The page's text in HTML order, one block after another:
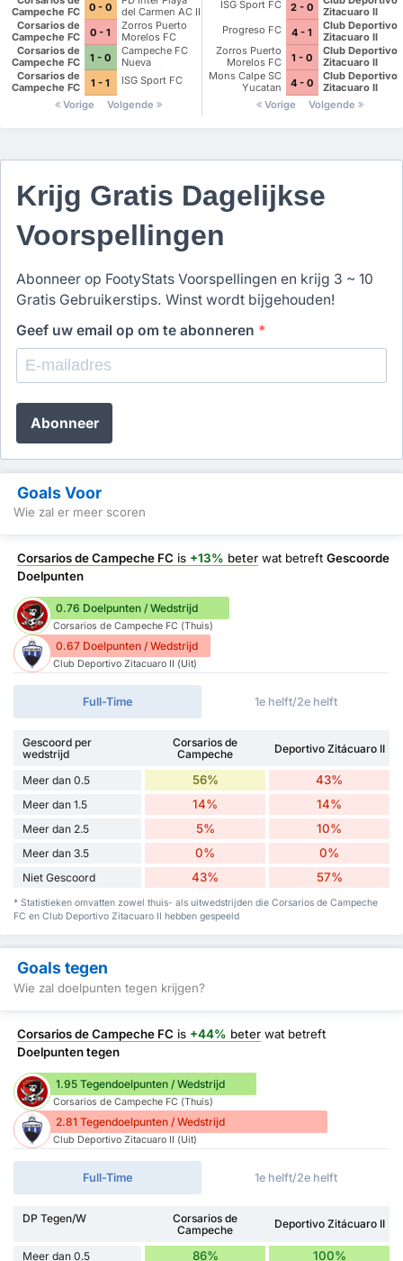
Cancun II
Campeche FC
0 - 0
del Carmen AC II
Corsarios de
Campeche FC
0 - 1
Zorros Puerto
Morelos FC
Corsarios de
Campeche FC
1 - 0
Campeche FC
Nueva
Generacion
Corsarios de
Campeche FC
1 - 1
ISG Sport FC
Vorige
Volgende
ISG Sport FC 2 - 0
Zitacuaro II
Progreso FC
4 - 1
Club Deportivo
Zitacuaro II
Zorros Puerto
Morelos FC
1 - 0
Club Deportivo
Zitacuaro II
Mons Calpe SC
Yucatan
4 - 0
Club Deportivo
Zitacuaro II
Vorige
Volgende
Krijg Gratis Dagelijkse
Voorspellingen
Abonneer op FootyStats Voorspellingen en krijg 3 ~ 10
Gratis Gebruikerstips. Winst wordt bijgehouden!
Geef uw email op om te abonneren *
Abonneer
Goals Voor
Wie zal er meer scoren
Corsarios de Campeche FC is +13% beter wat betreft Gescoorde
Doelpunten
0.76 Doelpunten / Wedstrijd
Corsarios de Campeche FC (Thuis)
0.67 Doelpunten / Wedstrijd
Club Deportivo Zitacuaro II (Uit)
Full-Time 1e helft/2e helft
Gescoord per
wedstrijd
Corsarios de
Campeche
Deportivo Zitácuaro II
Meer dan 0.5 56% 43%
Meer dan 1.5 14% 14%
Meer dan 2.5 5% 10%
Meer dan 3.5 0% 0%
Niet Gescoord 43% 57%
* Statistieken omvatten zowel thuis- als uitwedstrijden die Corsarios de Campeche
FC en Club Deportivo Zitacuaro II hebben gespeeld
Goals tegen
Wie zal doelpunten tegen krijgen?
Corsarios de Campeche FC is +44% beter wat betreft
Doelpunten tegen
1.95 Tegendoelpunten / Wedstrijd
Corsarios de Campeche FC (Thuis)
2.81 Tegendoelpunten / Wedstrijd
Club Deportivo Zitacuaro II (Uit)
Full-Time 1e helft/2e helft
DP Tegen/W
Corsarios de
Campeche
Deportivo Zitácuaro II
Meer dan 0.5 86% 100%